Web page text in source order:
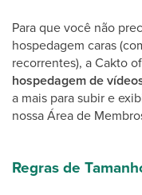
Para que você não
hospedagem caras
recorrentes), a Cakto
hospedagem de
a mais para subir e
nossa Área de
Regras de